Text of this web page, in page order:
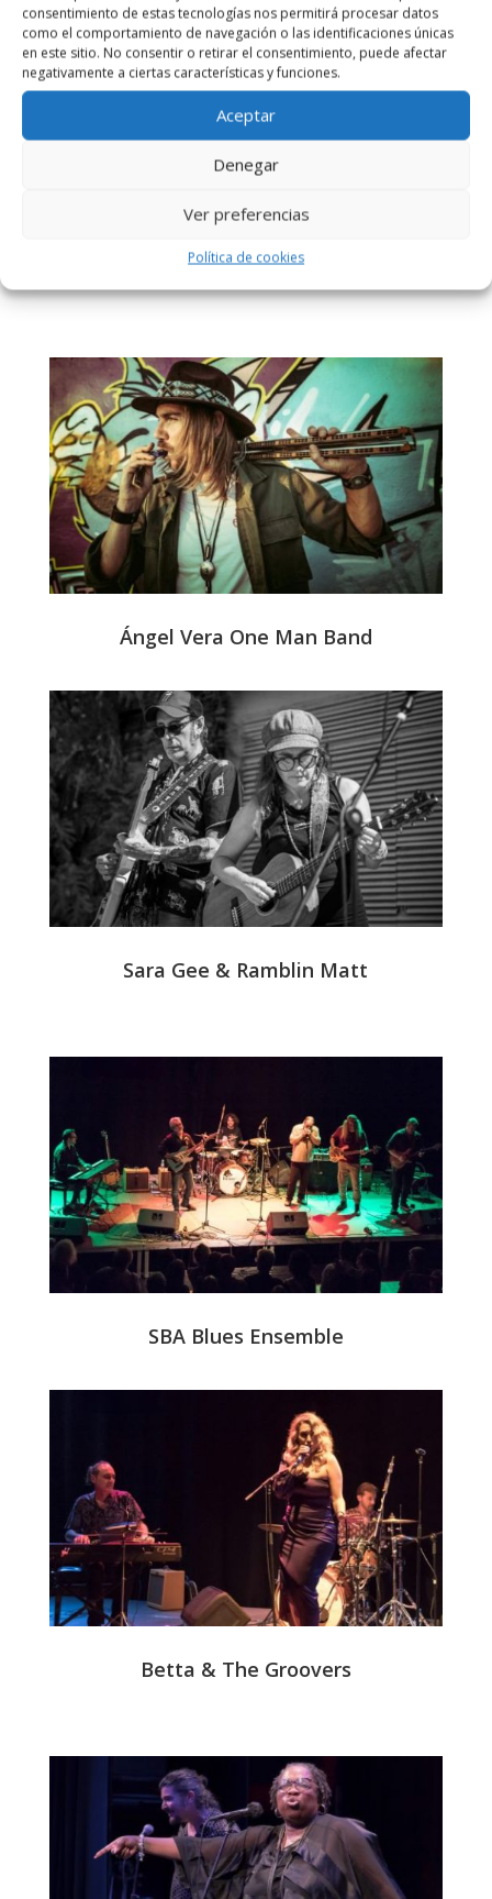
consentimiento de estas tecnologías nos permitirá procesar datos
como el comportamiento de navegación o las identificaciones únicas
en este sitio. No consentir o retirar el consentimiento, puede afectar
negativamente a ciertas características y funciones.
Aceptar
Denegar
Ver preferencias
Política de cookies
Greg Izor & Danny Boy Blues Connection
Ángel Vera One Man Band
Sara Gee & Ramblin Matt
SBA Blues Ensemble
Betta & The Groovers